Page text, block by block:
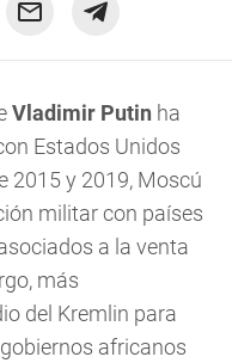
Vladimir Putin ha
Estados Unidos
2015 y 2019, Moscú
militar con países
a la venta
más
del Kremlin para
africanos